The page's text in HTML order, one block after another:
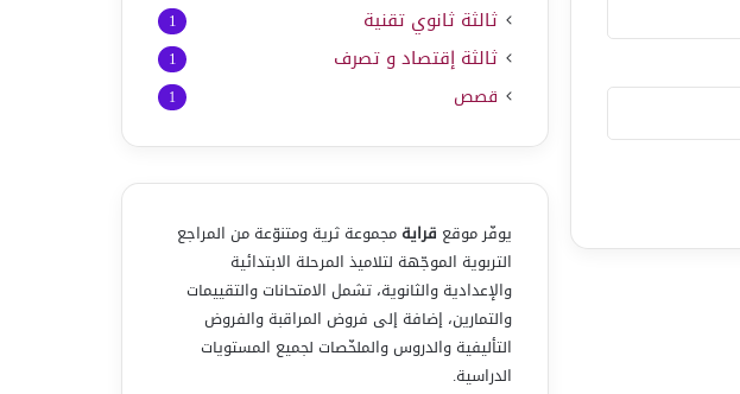
ثالثة ثانوي تقنية 1
ثالثة إقتصاد و تصرف 1
قصص 1
يوفّر موقع قرايةمجموعة ثرية ومتنوّعة من المراجع
التربوية الموجّهة لتلاميذ المرحلة الابتدائية
والإعدادية والثانوية، تشمل الامتحانات والتقييمات
والتمارين، إضافة إلى فروض المراقبة والفروض
التأليفية والدروس والملخّصات لجميع المستويات
الدراسية.